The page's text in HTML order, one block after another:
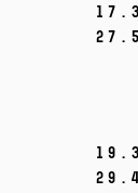
17.
27.
19.
29.